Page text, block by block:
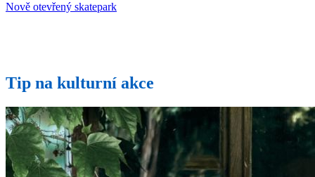
Nově otevřený skatepark
Tip na kulturní akce